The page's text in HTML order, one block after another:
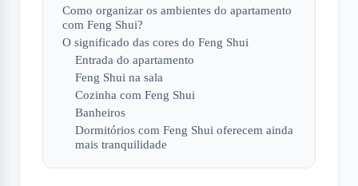
Como organizar os ambientes do apartamento
com Feng Shui?
O significado das cores do Feng Shui
Entrada do apartamento
Feng Shui na sala
Cozinha com Feng Shui
Banheiros
Dormitórios com Feng Shui oferecem ainda
mais tranquilidade